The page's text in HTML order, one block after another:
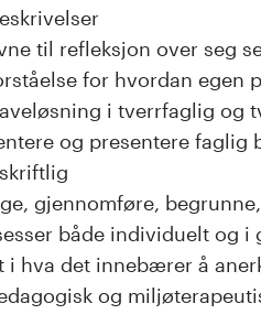
til refleksjon over seg
for hvordan egen
i tverrfaglig og
og presentere
gjennomføre,
både individuelt og i
i hva det innebærer å
og